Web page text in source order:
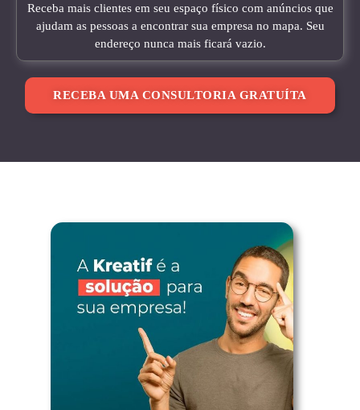
Receba mais clientes em seu espaço físico com anúncios que
ajudam as pessoas a encontrar sua empresa no mapa. Seu
endereço nunca mais ficará vazio.
RECEBA UMA CONSULTORIA GRATUÍTA